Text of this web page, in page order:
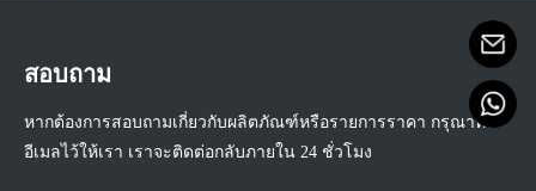
สอบถาม
หากต้องการสอบถามเกี่ยวกับผลิตภัณฑ์หรือรายการราคา กรุณาทิ้ง
อีเมลไว้ให้เรา เราจะติดต่อกลับภายใน 24 ชั่วโมง